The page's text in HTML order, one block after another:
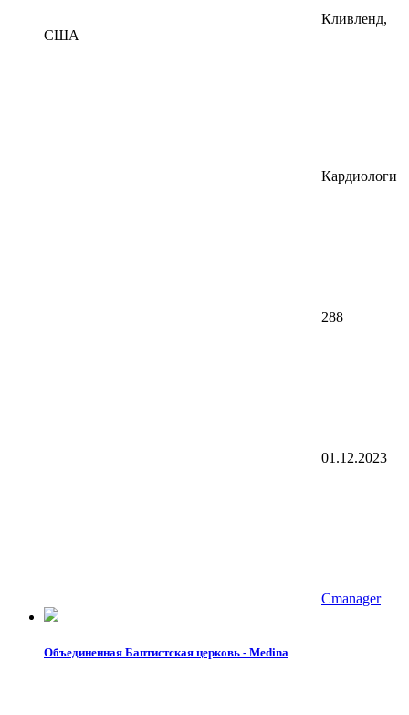
Кливленд,
США
Кардиологи
288
01.12.2023
Cmanager
Объединенная Баптистская церковь - Medina